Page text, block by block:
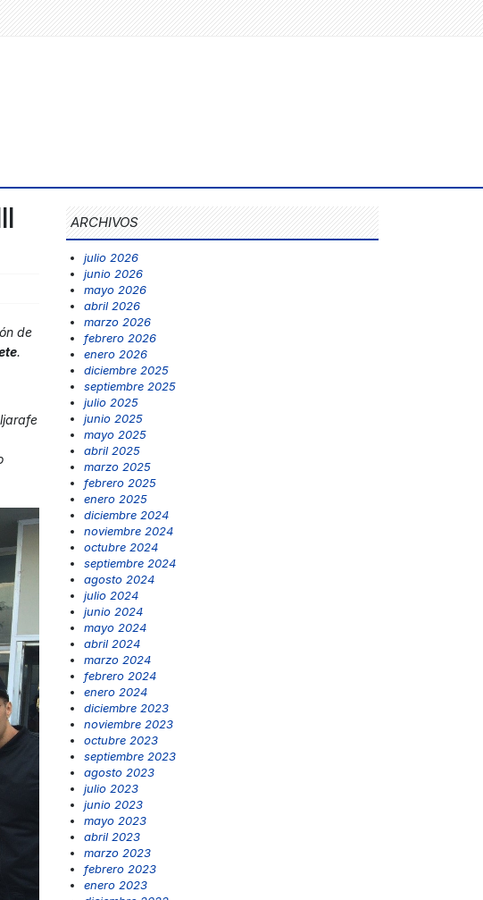
de
.
ARCHIVOS
julio 2026
junio 2026
mayo 2026
abril 2026
marzo 2026
febrero 2026
enero 2026
diciembre 2025
septiembre 2025
julio 2025
junio 2025
mayo 2025
abril 2025
marzo 2025
febrero 2025
enero 2025
diciembre 2024
noviembre 2024
octubre 2024
septiembre 2024
agosto 2024
julio 2024
junio 2024
mayo 2024
abril 2024
marzo 2024
febrero 2024
enero 2024
diciembre 2023
noviembre 2023
octubre 2023
septiembre 2023
agosto 2023
julio 2023
junio 2023
mayo 2023
abril 2023
marzo 2023
febrero 2023
enero 2023